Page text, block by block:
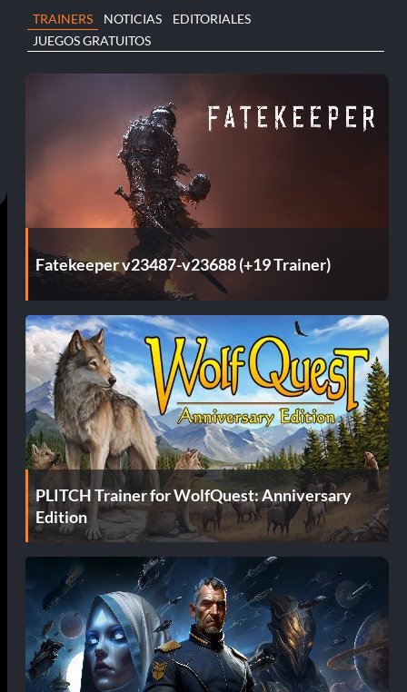
TRAINERS NOTICIAS
EDITORIALES
JUEGOS GRATUITOS
Fatekeeper v23487-v23688 (+19 Trainer)
PLITCH Trainer for WolfQuest: Anniversary
Edition